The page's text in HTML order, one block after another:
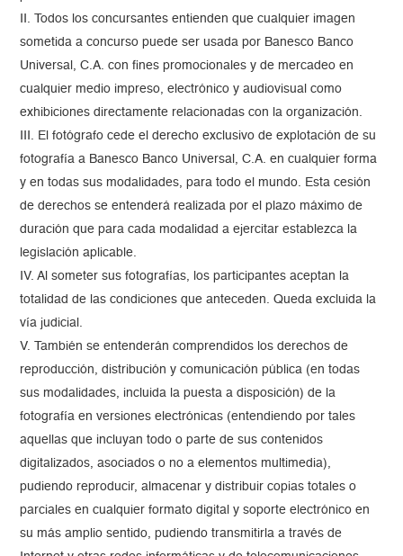
II. Todos los concursantes entienden que cualquier imagen
sometida a concurso puede ser usada por Banesco Banco
Universal, C.A. con fines promocionales y de mercadeo en
cualquier medio impreso, electrónico y audiovisual como
exhibiciones directamente relacionadas con la organización.
III. El fotógrafo cede el derecho exclusivo de explotación de su
fotografía a Banesco Banco Universal, C.A. en cualquier forma
y en todas sus modalidades, para todo el mundo. Esta cesión
de derechos se entenderá realizada por el plazo máximo de
duración que para cada modalidad a ejercitar establezca la
legislación aplicable.
IV. Al someter sus fotografías, los participantes aceptan la
totalidad de las condiciones que anteceden. Queda excluida la
vía judicial.
V. También se entenderán comprendidos los derechos de
reproducción, distribución y comunicación pública (en todas
sus modalidades, incluida la puesta a disposición) de la
fotografía en versiones electrónicas (entendiendo por tales
aquellas que incluyan todo o parte de sus contenidos
digitalizados, asociados o no a elementos multimedia),
pudiendo reproducir, almacenar y distribuir copias totales o
parciales en cualquier formato digital y soporte electrónico en
su más amplio sentido, pudiendo transmitirla a través de